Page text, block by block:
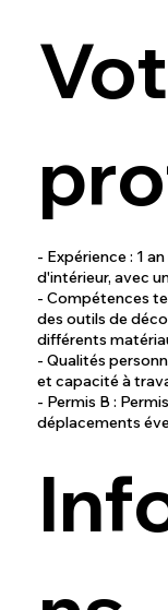
- Expérience : 1
d'intérieur, avec
- Compétences
des outils de
différents
- Qualités
et capacité à
- Permis B :
déplacements